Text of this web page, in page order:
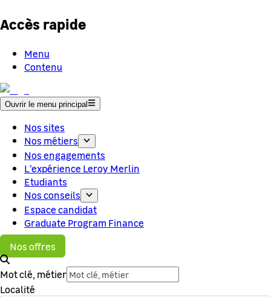
Accès rapide
Menu
Contenu
Ouvrir le menu principal
Nos sites
Nos métiers
Nos engagements
L'expérience Leroy Merlin
Etudiants
Nos conseils
Espace candidat
Graduate Program Finance
Nos offres
Mot clé, métier
Localité